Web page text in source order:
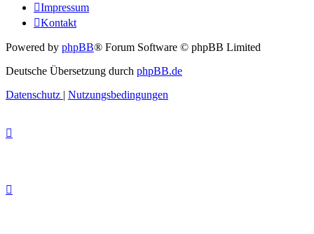
Impressum
Kontakt
Powered by phpBB® Forum Software © phpBB Limited
Deutsche Übersetzung durch phpBB.de
Datenschutz | Nutzungsbedingungen